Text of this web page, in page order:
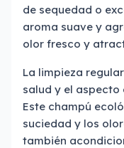
de sequedad o
aroma suave y
olor fresco y
La limpieza
salud y el aspecto
Este champú
suciedad y los
también